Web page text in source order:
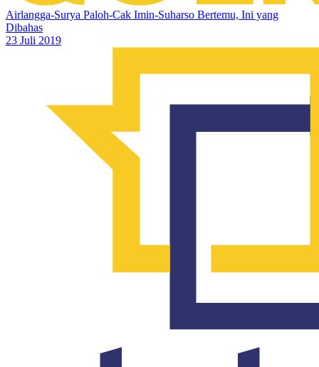
Airlangga-Surya Paloh-Cak Imin-Suharso Bertemu, Ini yang
Dibahas
23 Juli 2019